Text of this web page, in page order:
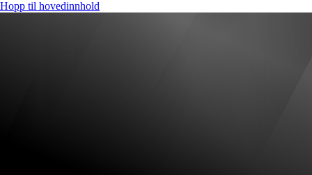
Hopp til hovedinnhold